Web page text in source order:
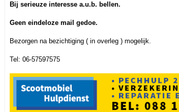
Bij serieuze interesse a.u.b. bellen.
Geen eindeloze mail gedoe.
Bezorgen na bezichtiging ( in overleg ) mogelijk.
Tel: 06-57597575